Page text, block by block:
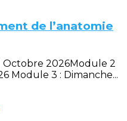
de l’anatomie
Octobre 2026Module 2
Module 3 : Dimanche...